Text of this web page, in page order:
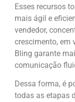
Esses recursos
mais ágil e
vendedor,
crescimento, em
Bling garante
comunicação
Dessa forma, é
todas as etapas